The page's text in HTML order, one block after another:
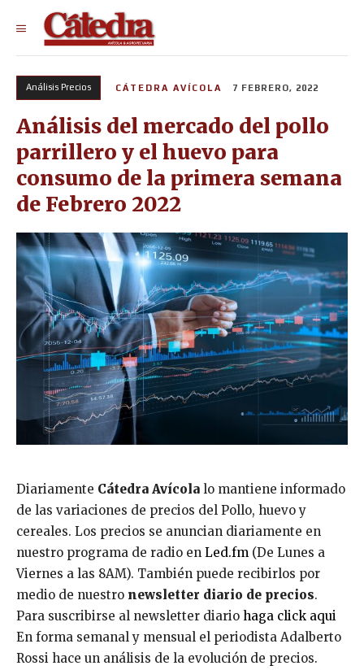
Análisis Precios CÁTEDRA AVÍCOLA 7 FEBRERO, 2022
Análisis del mercado del pollo
parrillero y el huevo para
consumo de la primera semana
de Febrero 2022
Diariamente Cátedra Avícola lo mantiene informado
de las variaciones de precios del Pollo, huevo y
cereales. Los precios se anuncian diariamente en
nuestro programa de radio en Led.fm (De Lunes a
Viernes a las 8AM). También puede recibirlos por
medio de nuestro newsletter diario de precios.
Para suscribirse al newsletter diario haga click aqui
En forma semanal y mensual el periodista Adalberto
Rossi hace un análisis de la evolución de precios.